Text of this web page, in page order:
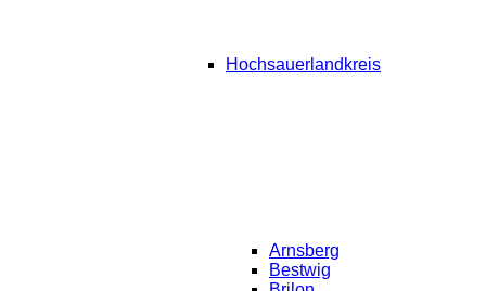
Hochsauerlandkreis
Arnsberg
Bestwig